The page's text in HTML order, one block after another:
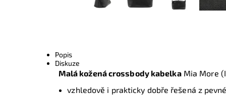
Popis
Diskuze
Malá kožená crossbody kabelkaMia More
vzhledově i prakticky dobře řešená z